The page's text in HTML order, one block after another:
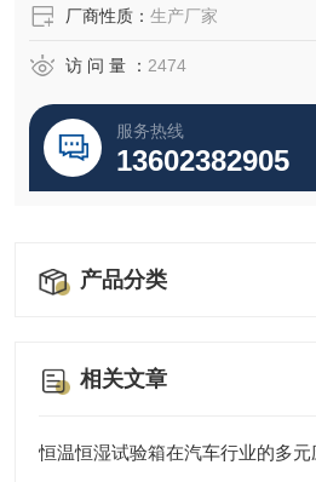
厂商性质： 生产厂家
访 问 量 ： 2474
服务热线
13602382905
产品分类
相关文章